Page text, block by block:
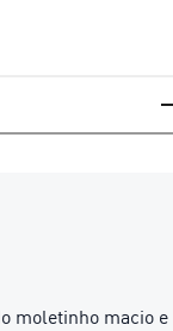
moletinho macio e